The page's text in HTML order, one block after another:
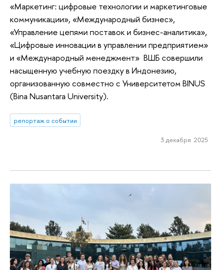
«Маркетинг: цифровые технологии и маркетинговые
коммуникации», «Международный бизнес»,
«Управление цепями поставок и бизнес-аналитика»,
«Цифровые инновации в управлении предприятием»
и «Международный менеджмент» ВШБ совершили
насыщенную учебную поездку в Индонезию,
организованную совместно с Университетом BINUS
(Bina Nusantara University).
репортаж о событии
3 декабря 2025